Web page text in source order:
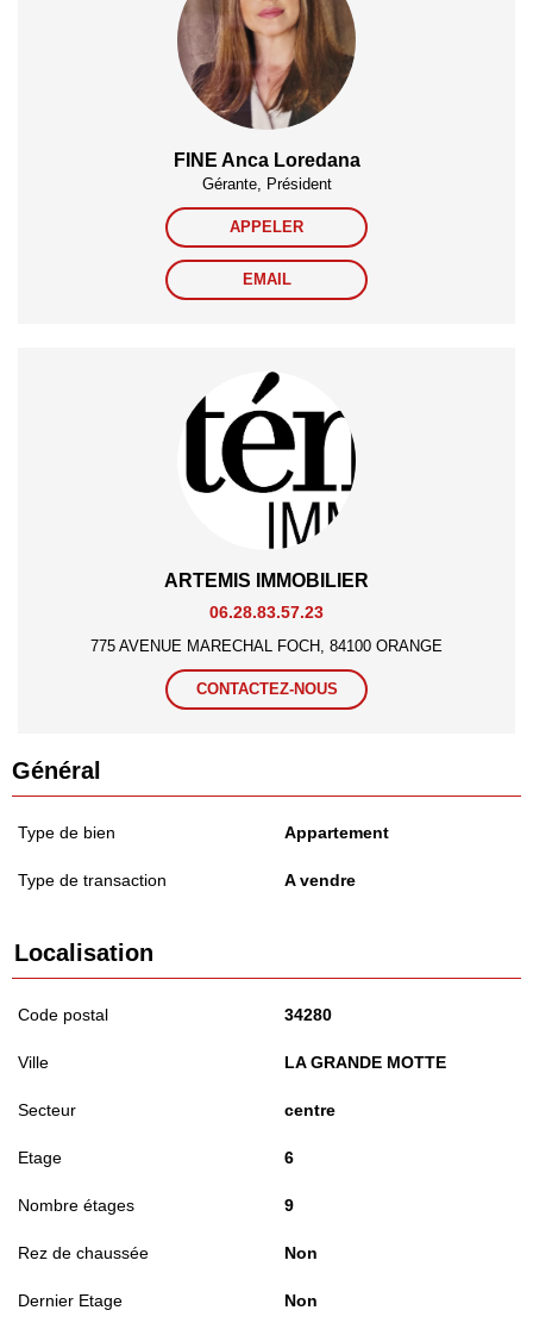
FINE Anca Loredana
Gérante, Président
APPELER
EMAIL
ARTEMIS IMMOBILIER
06.28.83.57.23
775 AVENUE MARECHAL FOCH, 84100 ORANGE
CONTACTEZ-NOUS
Général
Type de bien Appartement
Type de transaction A vendre
Localisation
Code postal 34280
Ville LA GRANDE MOTTE
Secteur centre
Etage 6
Nombre étages 9
Rez de chaussée Non
Dernier Etage Non